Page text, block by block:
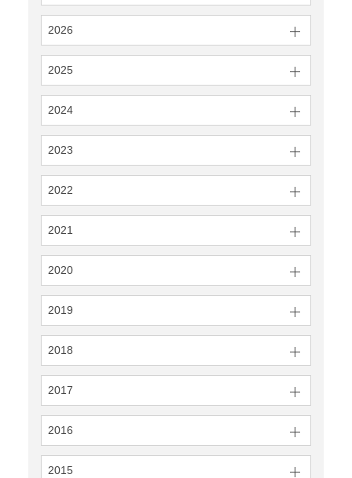
2026
2025
2024
2023
2022
2021
2020
2019
2018
2017
2016
2015